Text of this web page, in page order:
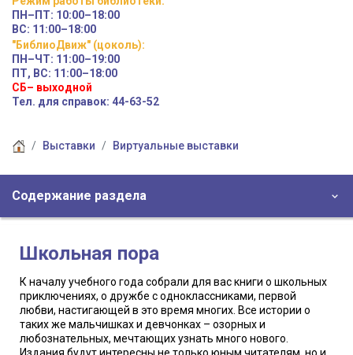
ПН–ПТ: 10:00–18:00
ВС: 11:00–18:00
"БиблиоДвиж" (цоколь):
ПН–ЧТ: 11:00–19:00
ПТ, ВС: 11:00–18:00
СБ– выходной
Тел. для справок: 44-63-52
Выставки Виртуальные выставки
Содержание раздела
Школьная пора
К началу учебного года собрали для вас книги о школьных
приключениях, о дружбе с одноклассниками, первой
любви, настигающей в это время многих. Все истории о
таких же мальчишках и девчонках – озорных и
любознательных, мечтающих узнать много нового.